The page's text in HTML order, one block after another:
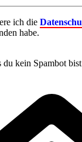
ich die
habe.
du kein Spambot